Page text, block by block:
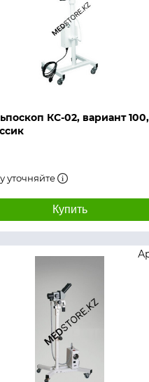
КС-02, вариант 100,
уточняйте
Купить
просмотр